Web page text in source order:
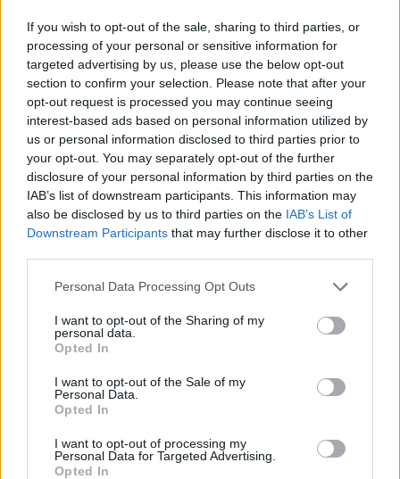
If you wish to opt-out of the sale, sharing to third parties, or
processing of your personal or sensitive information for
targeted advertising by us, please use the below opt-out
section to confirm your selection. Please note that after your
opt-out request is processed you may continue seeing
interest-based ads based on personal information utilized by
us or personal information disclosed to third parties prior to
your opt-out. You may separately opt-out of the further
disclosure of your personal information by third parties on the
IAB’s list of downstream participants. This information may
also be disclosed by us to third parties on the IAB’s List of
Downstream Participants that may further disclose it to other
Personal Data Processing Opt Outs
I want to opt-out of the Sharing of my
personal data.
Opted In
I want to opt-out of the Sale of my
Personal Data.
Opted In
I want to opt-out of processing my
Personal Data for Targeted Advertising.
Opted In
Mistiškas įspūdis
„Nepamename, kada pirmą kartą su Arnu
paragavome trumų, bet taip jau sutapo, kad
mus supantys žmonės pastaruoju metu
nemažai pasakojo apie šiuos grybus, jų
ypatybes, kodėl juos mėgsta, o tai tarsi
sukūrė tą ypatingą ir mistišką trumų įspūdį.
Todėl kiekvieną kartą juos ragaujant jautiesi
tarsi skanaudamas kažką tikrai labai
ypatingo“, – sako pašnekovė.